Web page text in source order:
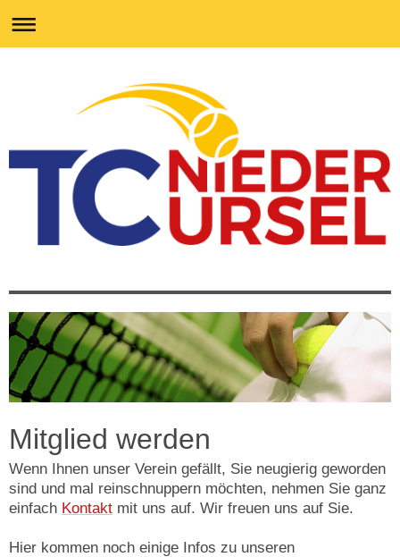
Mitglied werden
Wenn Ihnen unser Verein gefällt, Sie neugierig geworden
sind und mal reinschnuppern möchten, nehmen Sie ganz
einfach Kontakt mit uns auf. Wir freuen uns auf Sie.
Hier kommen noch einige Infos zu unseren